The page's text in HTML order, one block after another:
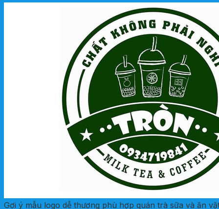
Gợi ý mẫu logo dễ thương phù hợp quán trà sữa và ăn